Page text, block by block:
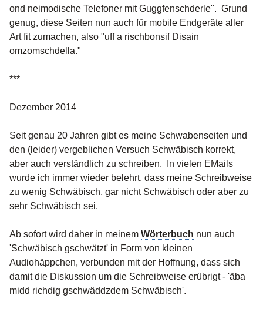
ond neimodische Telefoner mit Guggfenschderle". Grund
genug, diese Seiten nun auch für mobile Endgeräte aller
Art fit zumachen, also "uff a rischbonsif Disain
omzomschdella."
***
Dezember 2014
Seit genau 20 Jahren gibt es meine Schwabenseiten und
den (leider) vergeblichen Versuch Schwäbisch korrekt,
aber auch verständlich zu schreiben. In vielen EMails
wurde ich immer wieder belehrt, dass meine Schreibweise
zu wenig Schwäbisch, gar nicht Schwäbisch oder aber zu
sehr Schwäbisch sei.
Ab sofort wird daher in meinemWörterbuch nun auch
'Schwäbisch gschwätzt' in Form von kleinen
Audiohäppchen, verbunden mit der Hoffnung, dass sich
damit die Diskussion um die Schreibweise erübrigt - 'äba
midd richdig gschwäddzdem Schwäbisch'.